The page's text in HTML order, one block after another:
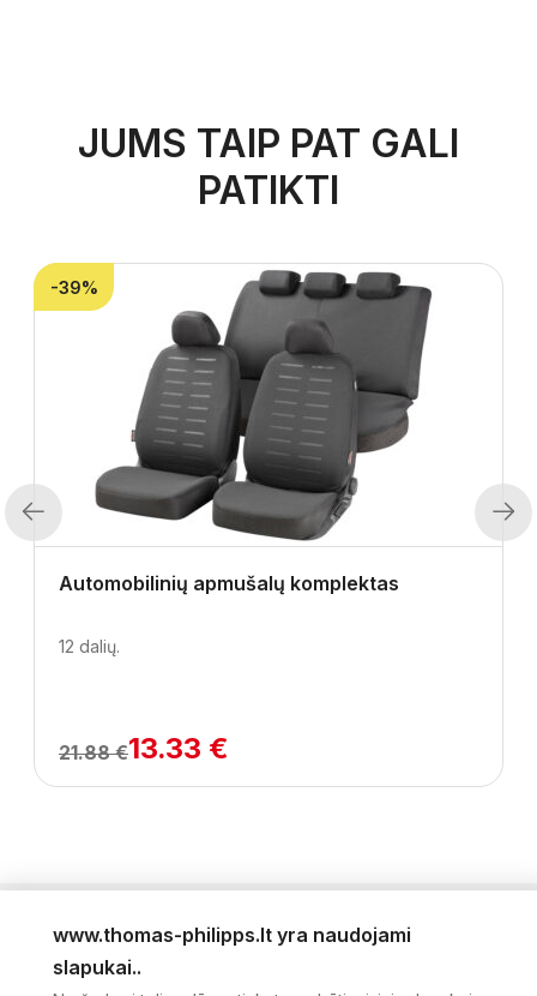
JUMS TAIP PAT GALI
PATIKTI
Previous
-39%
Automobilinių apmušalų komplektas
12 dalių.
21.88 €13.33 €
Next
www.thomas-philipps.lt yra naudojami
slapukai..